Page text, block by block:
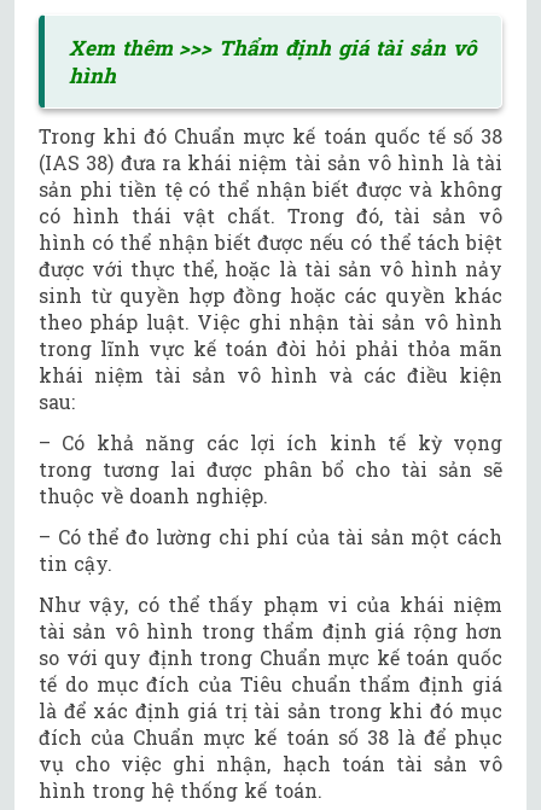
Xem thêm >>> Thẩm định giá tài sản vô
hình
Trong khi đó Chuẩn mực kế toán quốc tế số 38
(IAS 38) đưa ra khái niệm tài sản vô hình là tài
sản phi tiền tệ có thể nhận biết được và không
có hình thái vật chất. Trong đó, tài sản vô
hình có thể nhận biết được nếu có thể tách biệt
được với thực thể, hoặc là tài sản vô hình nảy
sinh từ quyền hợp đồng hoặc các quyền khác
theo pháp luật. Việc ghi nhận tài sản vô hình
trong lĩnh vực kế toán đòi hỏi phải thỏa mãn
khái niệm tài sản vô hình và các điều kiện
sau:
– Có khả năng các lợi ích kinh tế kỳ vọng
trong tương lai được phân bổ cho tài sản sẽ
thuộc về doanh nghiệp.
– Có thể đo lường chi phí của tài sản một cách
tin cậy.
Như vậy, có thể thấy phạm vi của khái niệm
tài sản vô hình trong thẩm định giá rộng hơn
so với quy định trong Chuẩn mực kế toán quốc
tế do mục đích của Tiêu chuẩn thẩm định giá
là để xác định giá trị tài sản trong khi đó mục
đích của Chuẩn mực kế toán số 38 là để phục
vụ cho việc ghi nhận, hạch toán tài sản vô
hình trong hệ thống kế toán.